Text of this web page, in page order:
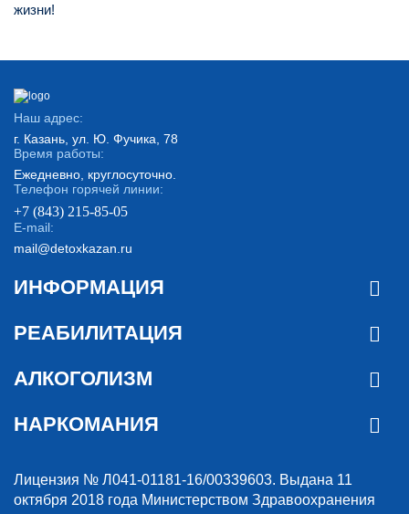
жизни!
Наш адрес:
г. Казань, ул. Ю. Фучика, 78
Время работы:
Ежедневно, круглосуточно.
Телефон горячей линии:
+7 (843) 215-85-05
E-mail:
mail@detoxkazan.ru
ИНФОРМАЦИЯ
РЕАБИЛИТАЦИЯ
АЛКОГОЛИЗМ
НАРКОМАНИЯ
Лицензия № Л041-01181-16/00339603. Выдана 11
октября 2018 года Министерством Здравоохранения